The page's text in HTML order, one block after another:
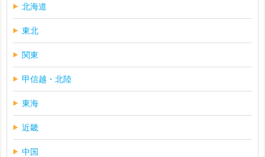
北海道
東北
関東
甲信越・北陸
東海
近畿
中国